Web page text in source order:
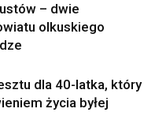
– dwie
olkuskiego
dla 40-latka, który
życia byłej